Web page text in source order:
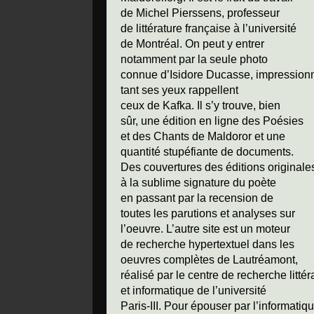
de Michel Pierssens, professeur
de littérature française à l’université
de Montréal. On peut y entrer
notamment par la seule photo
connue d’Isidore Ducasse,
tant ses yeux rappellent
ceux de Kafka. Il s’y trouve, bien
sûr, une édition en ligne des Poésies
et des Chants de Maldoror et une
quantité stupéfiante de documents.
Des couvertures des éditions
à la sublime signature du poète
en passant par la recension de
toutes les parutions et analyses sur
l’oeuvre. L’autre site est un moteur
de recherche hypertextuel dans les
oeuvres complètes de Lautréamont,
réalisé par le centre de recherche
et informatique de l’université
Paris-III. Pour épouser par